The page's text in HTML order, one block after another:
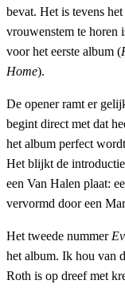
bevat. Het is tevens
vrouwenstem te horen
voor het eerste album (
Home).
De opener ramt er
begint direct met dat
het album perfect
Het blijkt de
een Van Halen plaat:
vervormd door een
Het tweede nummer
het album. Ik hou van
Roth is op dreef met